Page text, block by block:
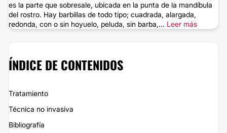
es la parte que sobresale, ubicada en la punta de la mandíbula
del rostro. Hay barbillas de todo tipo; cuadrada, alargada,
redonda, con o sin hoyuelo, peluda, sin barba,... Leer más
ÍNDICE DE CONTENIDOS
Tratamiento
Técnica no invasiva
Bibliografía